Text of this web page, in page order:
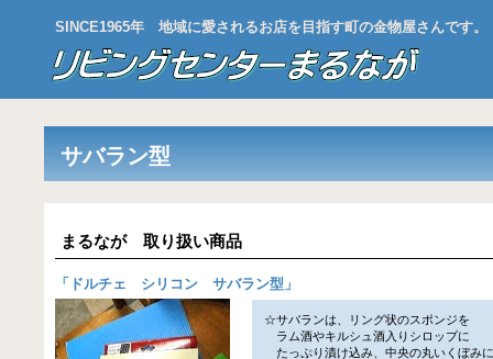
SINCE1965年 地域に愛されるお店を目指す町の金物屋さんです。
サバラン型
まるなが 取り扱い商品
「 ドルチェ シリコン サバラン型 」
☆サバランは、リング状のスポンジを
ラム酒やキルシュ酒入りシロップに
たっぷり漬け込み、中央の丸いくぼみ